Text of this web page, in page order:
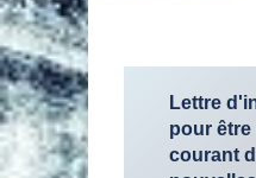
Lettre
pour être
courant